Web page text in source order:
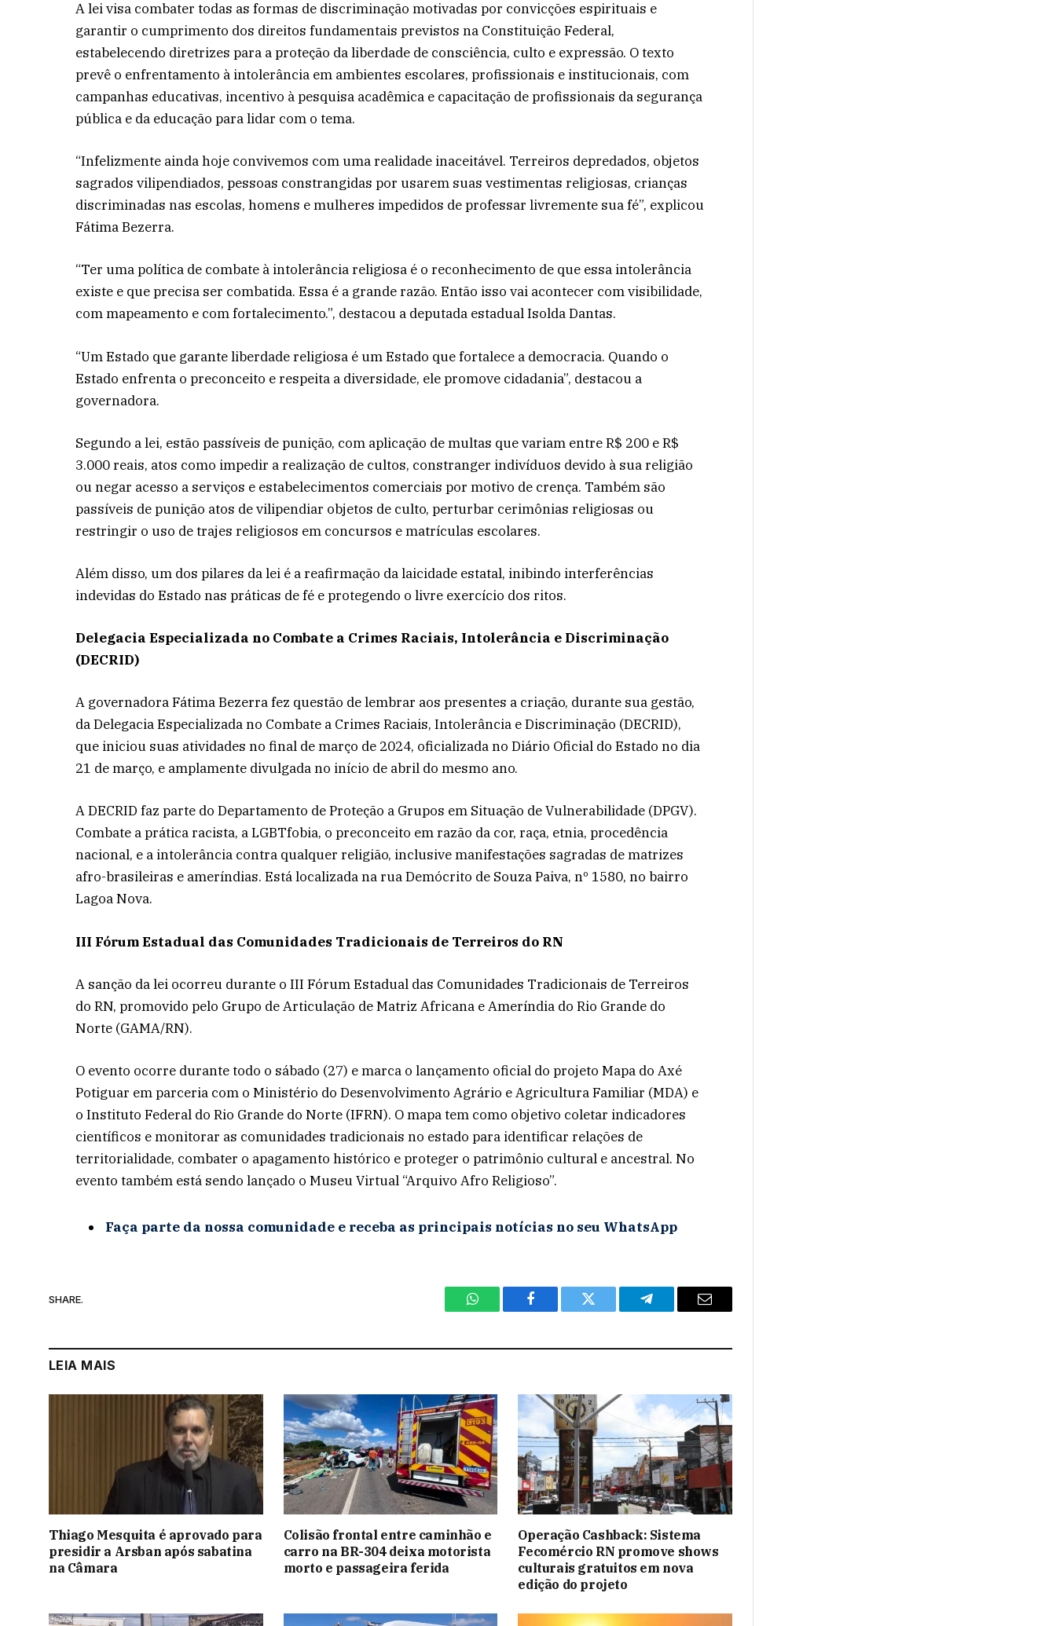
A lei visa combater todas as formas de discriminação motivadas por convicções espirituais e
garantir o cumprimento dos direitos fundamentais previstos na Constituição Federal,
estabelecendo diretrizes para a proteção da liberdade de consciência, culto e expressão. O texto
prevê o enfrentamento à intolerância em ambientes escolares, profissionais e institucionais, com
campanhas educativas, incentivo à pesquisa acadêmica e capacitação de profissionais da segurança
pública e da educação para lidar com o tema.
“Infelizmente ainda hoje convivemos com uma realidade inaceitável. Terreiros depredados, objetos
sagrados vilipendiados, pessoas constrangidas por usarem suas vestimentas religiosas, crianças
discriminadas nas escolas, homens e mulheres impedidos de professar livremente sua fé”, explicou
Fátima Bezerra.
“Ter uma política de combate à intolerância religiosa é o reconhecimento de que essa intolerância
existe e que precisa ser combatida. Essa é a grande razão. Então isso vai acontecer com visibilidade,
com mapeamento e com fortalecimento.”, destacou a deputada estadual Isolda Dantas.
“Um Estado que garante liberdade religiosa é um Estado que fortalece a democracia. Quando o
Estado enfrenta o preconceito e respeita a diversidade, ele promove cidadania”, destacou a
governadora.
Segundo a lei, estão passíveis de punição, com aplicação de multas que variam entre R$ 200 e R$
3.000 reais, atos como impedir a realização de cultos, constranger indivíduos devido à sua religião
ou negar acesso a serviços e estabelecimentos comerciais por motivo de crença. Também são
passíveis de punição atos de vilipendiar objetos de culto, perturbar cerimônias religiosas ou
restringir o uso de trajes religiosos em concursos e matrículas escolares.
Além disso, um dos pilares da lei é a reafirmação da laicidade estatal, inibindo interferências
indevidas do Estado nas práticas de fé e protegendo o livre exercício dos ritos.
Delegacia Especializada no Combate a Crimes Raciais, Intolerância e Discriminação
(DECRID)
A governadora Fátima Bezerra fez questão de lembrar aos presentes a criação, durante sua gestão,
da Delegacia Especializada no Combate a Crimes Raciais, Intolerância e Discriminação (DECRID),
que iniciou suas atividades no final de março de 2024, oficializada no Diário Oficial do Estado no dia
21 de março, e amplamente divulgada no início de abril do mesmo ano.
A DECRID faz parte do Departamento de Proteção a Grupos em Situação de Vulnerabilidade (DPGV).
Combate a prática racista, a LGBTfobia, o preconceito em razão da cor, raça, etnia, procedência
nacional, e a intolerância contra qualquer religião, inclusive manifestações sagradas de matrizes
afro-brasileiras e ameríndias. Está localizada na rua Demócrito de Souza Paiva, nº 1580, no bairro
Lagoa Nova.
III Fórum Estadual das Comunidades Tradicionais de Terreiros do RN
A sanção da lei ocorreu durante o III Fórum Estadual das Comunidades Tradicionais de Terreiros
do RN, promovido pelo Grupo de Articulação de Matriz Africana e Ameríndia do Rio Grande do
Norte (GAMA/RN).
O evento ocorre durante todo o sábado (27) e marca o lançamento oficial do projeto Mapa do Axé
Potiguar em parceria com o Ministério do Desenvolvimento Agrário e Agricultura Familiar (MDA) e
o Instituto Federal do Rio Grande do Norte (IFRN). O mapa tem como objetivo coletar indicadores
científicos e monitorar as comunidades tradicionais no estado para identificar relações de
territorialidade, combater o apagamento histórico e proteger o patrimônio cultural e ancestral. No
evento também está sendo lançado o Museu Virtual “Arquivo Afro Religioso”.
Faça parte da nossa comunidade e receba as principais notícias no seu WhatsApp
SHARE.
WhatsAppFacebook Twitter Telegram Email
LEIA MAIS
Thiago Mesquita é aprovado para
presidir a Arsban após sabatina
na Câmara
Colisão frontal entre caminhão e
carro na BR-304 deixa motorista
morto e passageira ferida
Operação Cashback: Sistema
Fecomércio RN promove shows
culturais gratuitos em nova
edição do projeto